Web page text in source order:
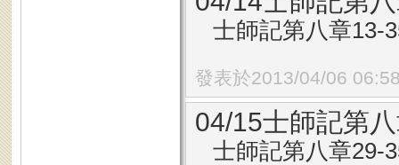
士師記第八章13-
發表於2013/04/06
04/15士師記第
士師記第八章29-